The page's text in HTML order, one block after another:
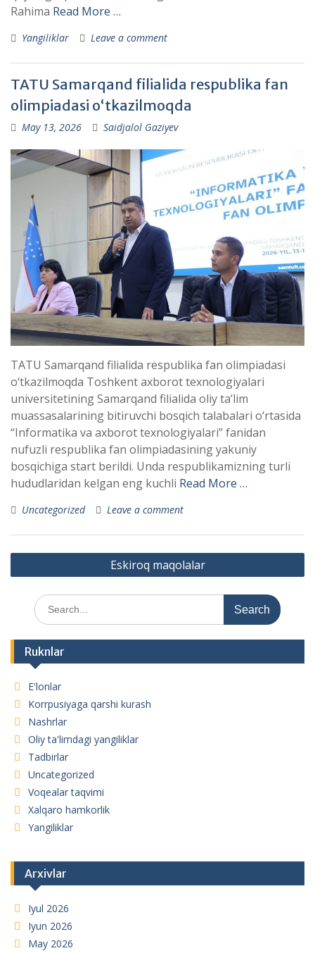
Rahima Read More …
Yangiliklar Leave a comment
TATU Samarqand filialida respublika fan
olimpiadasi o‘tkazilmoqda
May 13, 2026 Saidjalol Gaziyev
TATU Samarqand filialida respublika fan olimpiadasi
o‘tkazilmoqda Toshkent axborot texnologiyalari
universitetining Samarqand filialida oliy ta’lim
muassasalarining bitiruvchi bosqich talabalari o‘rtasida
“Informatika va axborot texnologiyalari” fanidan
nufuzli respublika fan olimpiadasining yakuniy
bosqichiga start berildi. Unda respublikamizning turli
hududlaridan kelgan eng kuchli Read More …
Uncategorized Leave a comment
Maqolalar
bo‘yicha
harakatlanish
Eskiroq maqolalar
Search
for:
Ruknlar
E'lonlar
Korrpusiyaga qarshi kurash
Nashrlar
Oliy ta'limdagi yangiliklar
Tadbirlar
Uncategorized
Voqealar taqvimi
Xalqaro hamkorlik
Yangiliklar
Arxivlar
Iyul 2026
Iyun 2026
May 2026